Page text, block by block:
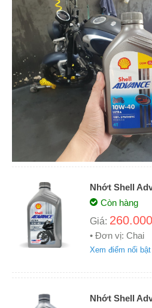
Nhớt Shell
Còn hàng
Giá:
• Đơn vị: Chai
Xem điểm nổi bật
Nhớt Shell